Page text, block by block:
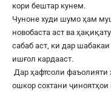
кори бештар кунем.
Чуноне худи шумо ҳам
новобаста аст ва
сабаб аст, ки дар
ишғол кардааст.
Дар ҳафтсоли фаъолияти
ошкор сохтани